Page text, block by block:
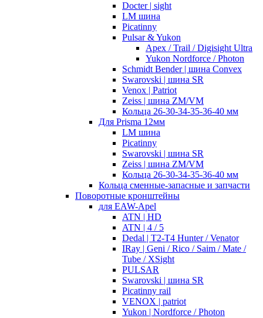
Docter | sight
LM шина
Picatinny
Pulsar & Yukon
Apex / Trail / Digisight Ultra
Yukon Nordforce / Photon
Schmidt Bender | шина Convex
Swarovski | шина SR
Venox | Patriot
Zeiss | шина ZM/VM
Кольца 26-30-34-35-36-40 мм
Для Prisma 12мм
LM шина
Picatinny
Swarovski | шина SR
Zeiss | шина ZM/VM
Кольца 26-30-34-35-36-40 мм
Кольца сменные-запасные и запчасти
Поворотные кронштейны
для EAW-Apel
ATN | HD
ATN | 4 / 5
Dedal | T2-T4 Hunter / Venator
IRay | Geni / Rico / Saim / Mate /
Tube / XSight
PULSAR
Swarovski | шина SR
Picatinny rail
VENOX | patriot
Yukon | Nordforce / Photon